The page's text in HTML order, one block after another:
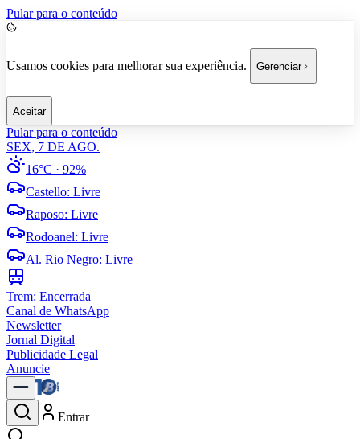
Pular para o conteúdo
Usamos cookies para melhorar sua experiência. Gerenciar
Aceitar
Pular para o conteúdo
SEX, 7 DE AGO.
16°C · 92%
Castello: Livre
Raposo: Livre
Rodoanel: Livre
Al. Rio Negro: Livre
Trem: Encerrada
Canal de WhatsApp
Newsletter
Jornal Digital
Publicidade Legal
Anuncie
Entrar